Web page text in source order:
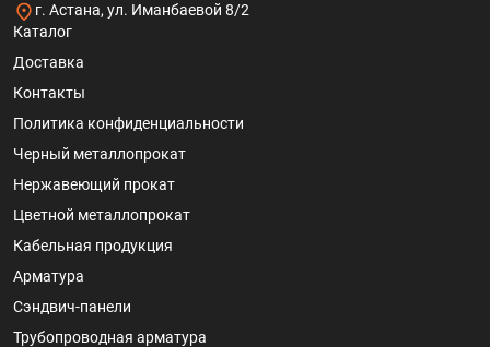
г. Астана, ул. Иманбаевой 8/2
Каталог
Доставка
Контакты
Политика конфиденциальности
Черный металлопрокат
Нержавеющий прокат
Цветной металлопрокат
Кабельная продукция
Арматура
Сэндвич-панели
Трубопроводная арматура